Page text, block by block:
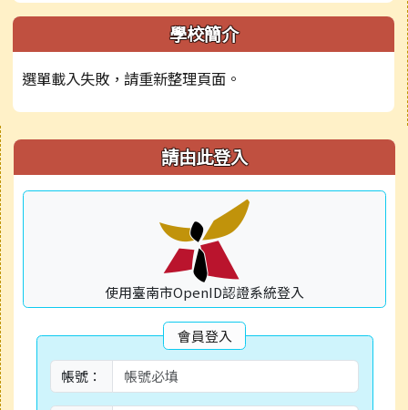
學校簡介
選單載入失敗，請重新整理頁面。
右邊區域內容 請由此登入
使用臺南市OpenID認證系統登入
會員登入
帳號：